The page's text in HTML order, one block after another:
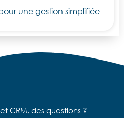
une gestion simplifiée
CRM, des questions ?